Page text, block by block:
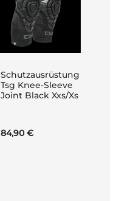
Schutzausrüstung
Tsg Knee-Sleeve
Joint Black Xxs/Xs
84,90 €
In
den
Warenkorb